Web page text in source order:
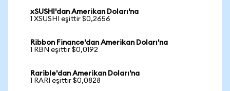
xSUSHI'dan Amerikan Doları'na
1 XSUSHI eşittir $0,2656
Ribbon Finance'dan Amerikan Doları'na
1 RBN eşittir $0,0192
Rarible'dan Amerikan Doları'na
1 RARI eşittir $0,0828